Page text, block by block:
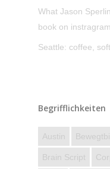
What Jason
book on instragram
Seattle: coffee,
Begrifflichkeiten
Austin
Brain Script